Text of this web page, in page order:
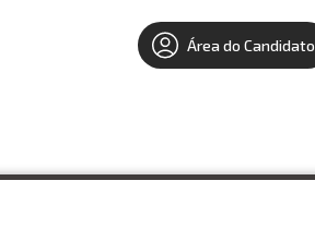
Área do Candidato